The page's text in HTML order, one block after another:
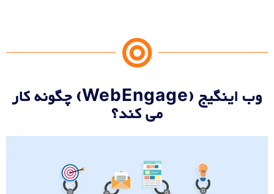
وب اینگیج (WebEngage) چگونه کار
می کند؟